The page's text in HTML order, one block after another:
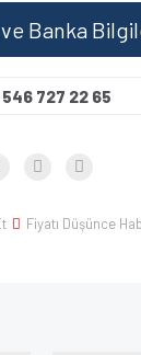
Banka
546 727 22 65
Fiyatı Düşünce